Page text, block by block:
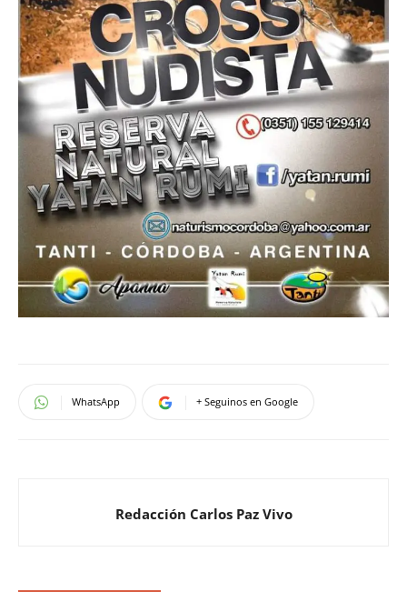
WhatsApp + Seguinos en Google
Redacción Carlos Paz Vivo